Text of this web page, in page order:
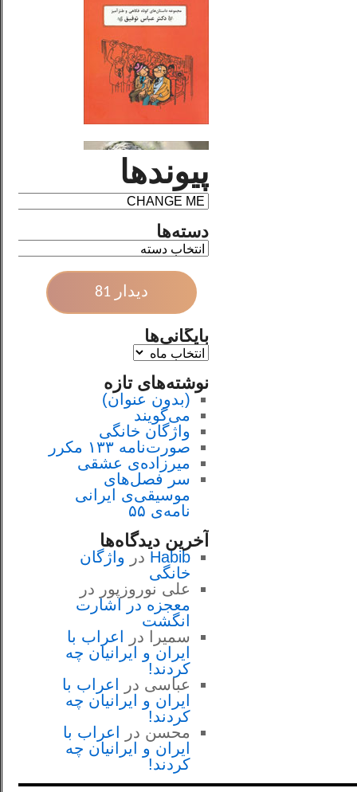
پیوندها
دسته‌ها
دیدار 81
بایگانی‌ها
نوشته‌های تازه
(بدون عنوان)
می‌گویند
واژگان خانگی
صورت‌نامه ۱۳۳ مکرر
میرزاده‌ی عشقی
سر فصل‌هاى
موسيقى‌ی ايرانى
نامه‌ی ۵۵
آخرین دیدگاه‌ها
Habib در واژگان
خانگی
علی نوروزپور در
معجزه در اشارت
انگشت
سمیرا
در
اعراب با
ايران و ايرانيان چه
كردند!
عباسی در
اعراب با
ايران و ايرانيان چه
كردند!
محسن در
اعراب با
ايران و ايرانيان چه
كردند!